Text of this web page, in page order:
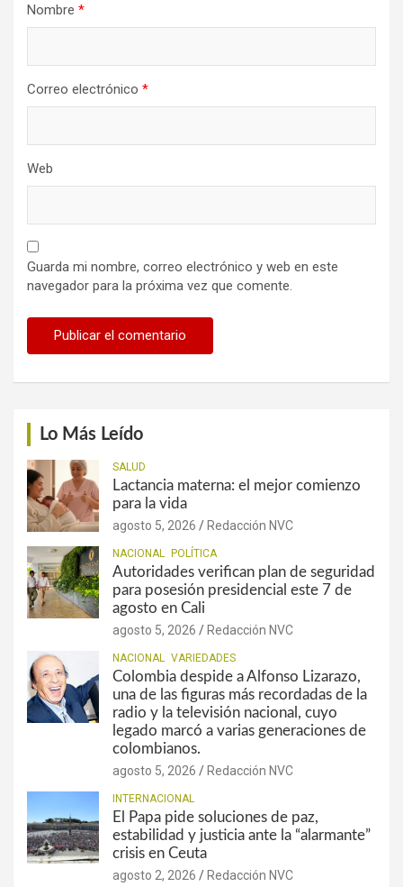
Nombre *
Correo electrónico *
Web
Guarda mi nombre, correo electrónico y web en este
navegador para la próxima vez que comente.
Lo Más Leído
SALUD
Lactancia materna: el mejor comienzo
para la vida
agosto 5, 2026 Redacción NVC
NACIONAL POLÍTICA
Autoridades verifican plan de seguridad
para posesión presidencial este 7 de
agosto en Cali
agosto 5, 2026 Redacción NVC
NACIONAL VARIEDADES
Colombia despide a Alfonso Lizarazo,
una de las figuras más recordadas de la
radio y la televisión nacional, cuyo
legado marcó a varias generaciones de
colombianos.
agosto 5, 2026 Redacción NVC
INTERNACIONAL
El Papa pide soluciones de paz,
estabilidad y justicia ante la “alarmante”
crisis en Ceuta
agosto 2, 2026 Redacción NVC